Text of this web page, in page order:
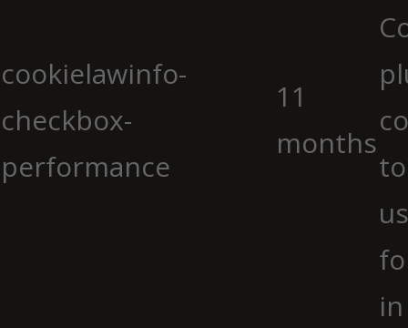
cookielawinfo-
checkbox-
performance
11
months